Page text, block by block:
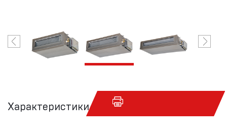
Характеристики